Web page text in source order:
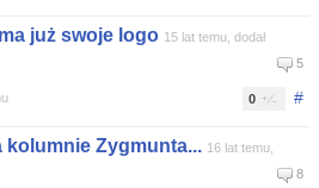
już swoje logo 15 lat temu, dodał
5
#
0
kolumnie Zygmunta... 16 lat temu,
8